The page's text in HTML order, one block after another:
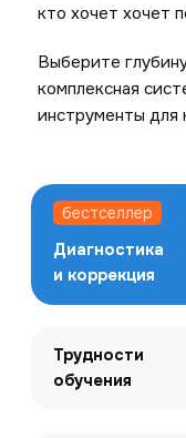
кто хочет хочет
Выберите
комплексная
инструменты для
бестселлер
Диагностика
и коррекция
Трудности
обучения